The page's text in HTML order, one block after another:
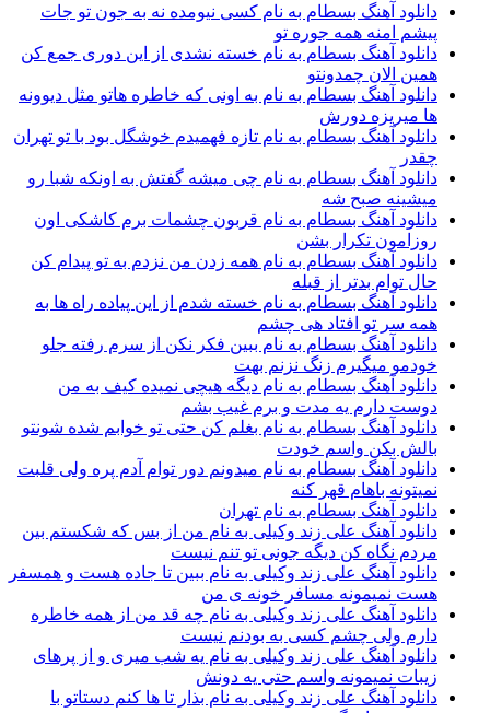
دانلود آهنگ بسطام به نام کسی نیومده نه به جون تو جات
پیشم امنه همه جوره تو
دانلود آهنگ بسطام به نام خسته نشدی از این دوری جمع کن
همین الان چمدونتو
دانلود آهنگ بسطام به نام به اونی که خاطره هاتو مثل دیوونه
ها میریزه دورش
دانلود آهنگ بسطام به نام تازه فهمیدم خوشگل بود با تو تهران
چقدر
دانلود آهنگ بسطام به نام چی میشه گفتش به اونکه شبا رو
میشینه صبح شه
دانلود آهنگ بسطام به نام قربون چشمات برم کاشکی اون
روزامون تکرار بشن
دانلود آهنگ بسطام به نام همه زدن من نزدم به تو پیدام کن
حال توام بدتر از قبله
دانلود آهنگ بسطام به نام خسته شدم از این پیاده راه ها به
همه سر تو افتاد هی چشم
دانلود آهنگ بسطام به نام ببین فکر نکن از سرم رفته جلو
خودمو میگیرم زنگ نزنم بهت
دانلود آهنگ بسطام به نام دیگه هیچی نمیده کیف به من
دوست دارم یه مدت و برم غیب بشم
دانلود آهنگ بسطام به نام بغلم کن حتی تو خوابم شده شونتو
بالش بکن واسم خودت
دانلود آهنگ بسطام به نام میدونم دور توام آدم پره ولی قلبت
نمیتونه باهام قهر کنه
دانلود آهنگ بسطام به نام تهران
دانلود آهنگ علی زند وکیلی به نام من از بس كه شكستم بین
مردم نگاه كن دیگه جونى تو تنم نیست
دانلود آهنگ علی زند وکیلی به نام ببین تا جاده هست و همسفر
هست نمیمونه مسافر خونه ی من
دانلود آهنگ علی زند وکیلی به نام چه قد من از همه خاطره
دارم ولی چشم كسی به بودنم نیست
دانلود آهنگ علی زند وکیلی به نام یه شب میرى و از پرهای
زيبات نمیمونه واسم حتی یه دونش
دانلود آهنگ علی زند وکیلی به نام بذار تا ها كنم دستاتو با